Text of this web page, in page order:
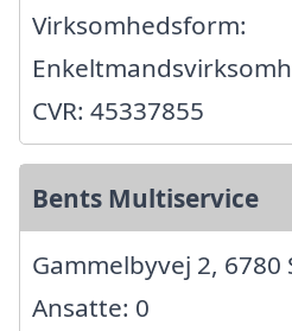
Virksomhedsform:
CVR: 45337855
Bents Multiservice
Gammelbyvej 2,
Ansatte: 0